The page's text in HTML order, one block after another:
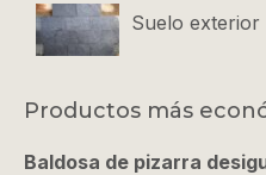
Suelo exterior
Productos más
Baldosa de pizarra